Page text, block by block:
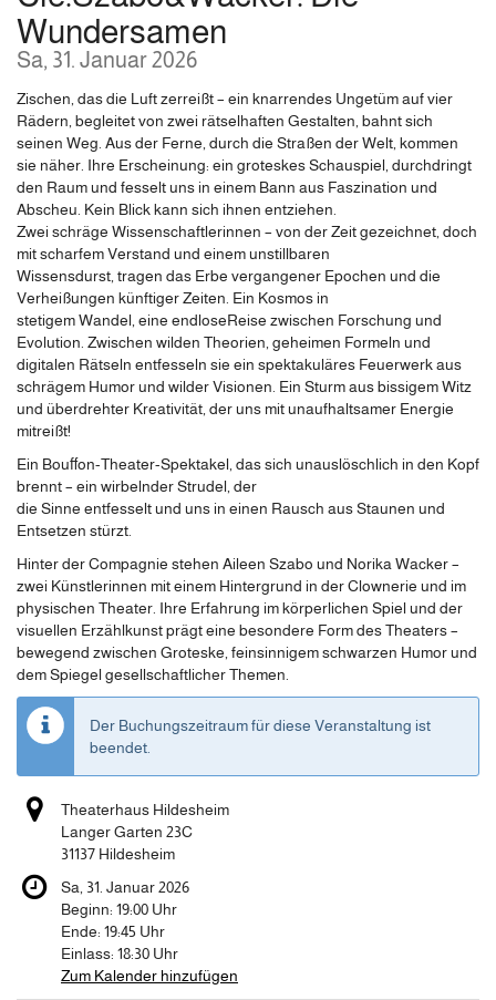
Wundersamen
Sa, 31. Januar 2026
Zischen, das die Luft zerreißt – ein knarrendes Ungetüm auf vier
Rädern, begleitet von zwei rätselhaften Gestalten, bahnt sich
seinen Weg. Aus der Ferne, durch die Straßen der Welt, kommen
sie näher. Ihre Erscheinung: ein groteskes Schauspiel, durchdringt
den Raum und fesselt uns in einem Bann aus Faszination und
Abscheu. Kein Blick kann sich ihnen entziehen.
Zwei schräge Wissenschaftlerinnen – von der Zeit gezeichnet, doch
mit scharfem Verstand und einem unstillbaren
Wissensdurst, tragen das Erbe vergangener Epochen und die
Verheißungen künftiger Zeiten. Ein Kosmos in
stetigem Wandel, eine endloseReise zwischen Forschung und
Evolution. Zwischen wilden Theorien, geheimen Formeln und
digitalen Rätseln entfesseln sie ein spektakuläres Feuerwerk aus
schrägem Humor und wilder Visionen. Ein Sturm aus bissigem Witz
und überdrehter Kreativität, der uns mit unaufhaltsamer Energie
mitreißt!
Ein Bouﬀon-Theater-Spektakel, das sich unauslöschlich in den Kopf
brennt – ein wirbelnder Strudel, der
die Sinne entfesselt und uns in einen Rausch aus Staunen und
Entsetzen stürzt.
Hinter der Compagnie stehen Aileen Szabo und Norika Wacker –
zwei Künstlerinnen mit einem Hintergrund in der Clownerie und im
physischen Theater. Ihre Erfahrung im körperlichen Spiel und der
visuellen Erzählkunst prägt eine besondere Form des Theaters –
bewegend zwischen Groteske, feinsinnigem schwarzen Humor und
dem Spiegel gesellschaftlicher Themen.
Der Buchungszeitraum für diese Veranstaltung ist
beendet.
Theaterhaus Hildesheim
Langer Garten 23C
31137 Hildesheim
Sa, 31. Januar 2026
Beginn: 19:00 Uhr
Ende: 19:45 Uhr
Einlass: 18:30 Uhr
Zum Kalender hinzufügen